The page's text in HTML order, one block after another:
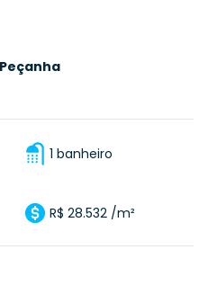
1 banheiro
R$ 28.532 /m²